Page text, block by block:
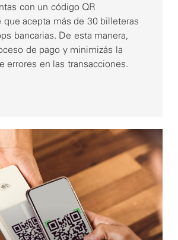
con un código QR
que acepta más de 30 billeteras
bancarias. De esta manera,
de pago y minimizás la
errores en las transacciones.